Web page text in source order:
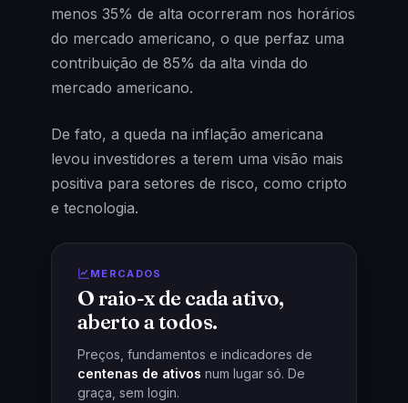
menos 35% de alta ocorreram nos horários
do mercado americano, o que perfaz uma
contribuição de 85% da alta vinda do
mercado americano.
De fato, a queda na inflação americana
levou investidores a terem uma visão mais
positiva para setores de risco, como cripto
e tecnologia.
MERCADOS
O raio-x de cada ativo,
aberto a todos.
Preços, fundamentos e indicadores de
centenas de ativos num lugar só. De
graça, sem login.